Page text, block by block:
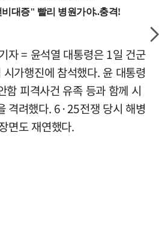
자 = 윤석열 대통령은 1일 건군
가행진에 참석했다. 윤 대통령
피격사건 유족 등과 함께 시
격려했다. 6·25전쟁 당시 해병
면도 재연했다.